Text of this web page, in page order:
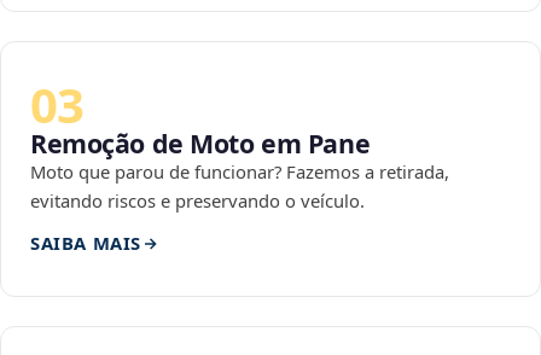
03
Remoção de Moto em Pane
Moto que parou de funcionar? Fazemos a retirada,
evitando riscos e preservando o veículo.
SAIBA MAIS